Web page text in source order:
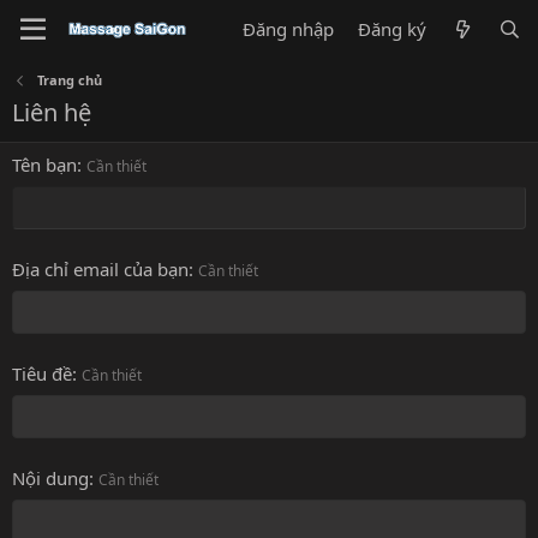
Đăng nhập Đăng ký
Trang chủ
Liên hệ
Tên bạn Cần thiết
Địa chỉ email của bạn Cần thiết
Tiêu đề Cần thiết
Nội dung Cần thiết